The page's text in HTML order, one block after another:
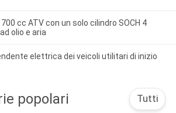
cc ATV con un solo cilindro SOCH 4
olio e aria
elettrica dei veicoli utilitari di inizio
popolari Tutti